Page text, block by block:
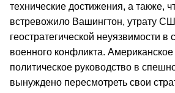
технические достижения, а также,
встревожило Вашингтон, утрату
геостратегической неуязвимости в
военного конфликта.
политическое руководство в
вынуждено пересмотреть свои